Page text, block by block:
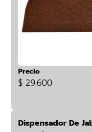
Precio
$ 29.600
Dispensador De